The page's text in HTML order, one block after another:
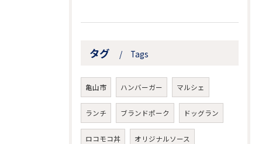
タグ Tags
亀山市 ハンバーガー マルシェ
ランチ ブランドポーク ドッグラン
ロコモコ丼 オリジナルソース